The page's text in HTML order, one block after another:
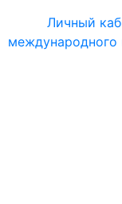
Личный
международного